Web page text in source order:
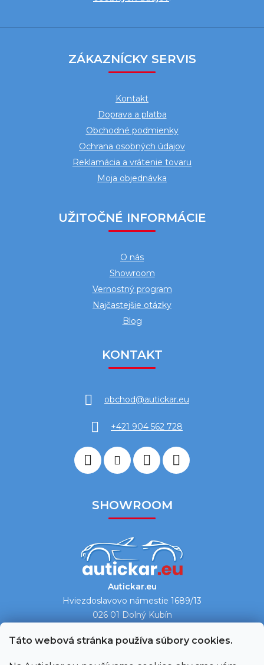
Táto webová stránka používa súbory cookies.
ZÁKAZNÍCKY SERVIS
Kontakt
Doprava a platba
Obchodné podmienky
Ochrana osobných údajov
Reklamácia a vrátenie tovaru
Moja objednávka
UŽITOČNÉ INFORMÁCIE
O nás
Showroom
Vernostný program
Najčastejšie otázky
Blog
KONTAKT
obchod@autickar.eu
+421 904 562 728
SHOWROOM
Autickar.eu
Hviezdoslavovo námestie 1689/13
026 01 Dolný Kubín
Ukázať na mape →